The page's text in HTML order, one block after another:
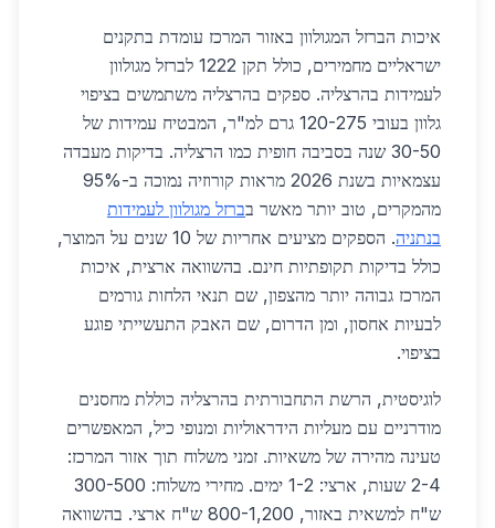
איכות הברזל המגולוון באזור המרכז עומדת בתקנים
ישראליים מחמירים, כולל תקן 1222 לברזל מגולוון
לעמידות בהרצליה. ספקים בהרצליה משתמשים בציפוי
גלוון בעובי 120-275 גרם למ"ר, המבטיח עמידות של
30-50 שנה בסביבה חופית כמו הרצליה. בדיקות מעבדה
עצמאיות בשנת 2026 מראות קורוזיה נמוכה ב-95%
מהמקרים, טוב יותר מאשר בברזל מגולוון לעמידות
בנתניה
. הספקים מציעים אחריות של 10 שנים על המוצר,
כולל בדיקות תקופתיות חינם. בהשוואה ארצית, איכות
המרכז גבוהה יותר מהצפון, שם תנאי הלחות גורמים
לבעיות אחסון, ומן הדרום, שם האבק התעשייתי פוגע
בציפוי.
לוגיסטית, הרשת התחבורתית בהרצליה כוללת מחסנים
מודרניים עם מעליות הידראוליות ומנופי כיל, המאפשרים
טעינה מהירה של משאיות. זמני משלוח תוך אזור המרכז:
2-4 שעות, ארצי: 1-2 ימים. מחירי משלוח: 300-500
ש"ח למשאית באזור, 800-1,200 ש"ח ארצי. בהשוואה